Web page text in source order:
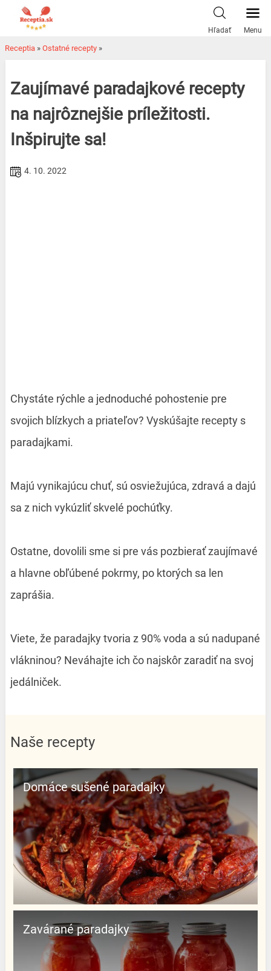
Hľadať Menu
Receptia » Ostatné recepty »
Zaujímavé paradajkové recepty
na najrôznejšie príležitosti.
Inšpirujte sa!
4. 10. 2022
Chystáte rýchle a jednoduché pohostenie pre
svojich blízkych a priateľov? Vyskúšajte recepty s
paradajkami.
Majú vynikajúcu chuť, sú osviežujúca, zdravá a dajú
sa z nich vykúzliť skvelé pochúťky.
Ostatne, dovolili sme si pre vás pozbierať zaujímavé
a hlavne obľúbené pokrmy, po ktorých sa len
zaprášia.
Viete, že paradajky tvoria z 90% voda a sú nadupané
vlákninou? Neváhajte ich čo najskôr zaradiť na svoj
jedálniček.
Naše recepty
Domáce sušené paradajky
Zavárané paradajky